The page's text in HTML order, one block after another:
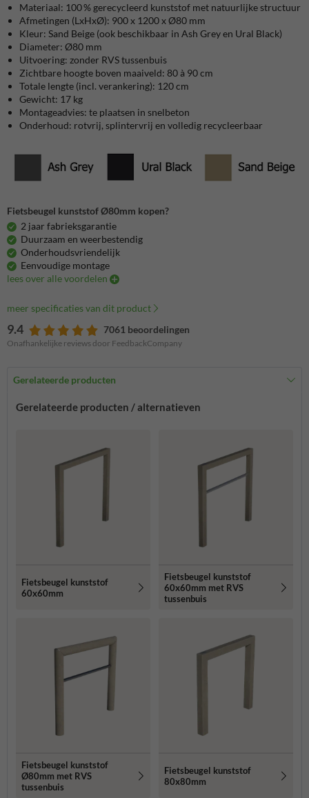
Materiaal: 100 % gerecycleerd kunststof met natuurlijke structuur
Afmetingen (LxHxØ): 900 x 1200 x Ø80 mm
Kleur: Sand Beige (ook beschikbaar in Ash Grey en Ural Black)
Diameter: Ø80 mm
Uitvoering: zonder RVS tussenbuis
Zichtbare hoogte boven maaiveld: 80 à 90 cm
Totale lengte (incl. verankering): 120 cm
Gewicht: 17 kg
Montageadvies: te plaatsen in snelbeton
Onderhoud: rotvrij, splintervrij en volledig recycleerbaar
Fietsbeugel kunststof Ø80mm kopen?
2 jaar fabrieksgarantie
Duurzaam en weerbestendig
Onderhoudsvriendelijk
Eenvoudige montage
lees over alle voordelen
meer specificaties van dit product
9.4 7061 beoordelingen
Onafhankelijke reviews door FeedbackCompany
Gerelateerde producten
Gerelateerde producten / alternatieven
Fietsbeugel kunststof
60x60mm
Fietsbeugel kunststof
60x60mm met RVS
tussenbuis
Fietsbeugel kunststof
Ø80mm met RVS
tussenbuis
Fietsbeugel kunststof
80x80mm